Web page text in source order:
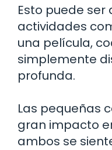
Esto puede ser
actividades
una película,
simplemente
profunda.
Las pequeñas
gran impacto
ambos se